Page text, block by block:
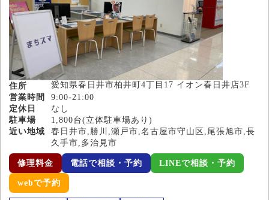
住所
愛知県春日井市柏井町4丁目17 イオン春日井店3F
営業時間
9:00-21:00
定休日
なし
駐車場
1,800台(立体駐車場あり)
近い地域
春日井市,勝川,瀬戸市,名古屋市守山区,尾張旭市,長
久手市,多治見市
修理料金 電話で相談・予約 LINEで相談・予約
webで予約